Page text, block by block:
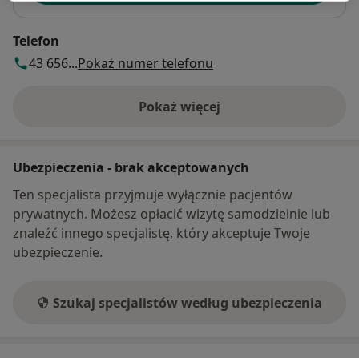
Telefon
43 656...Pokaż numer telefonu
Pokaż więcej
o adresie
Ubezpieczenia - brak akceptowanych
Ten specjalista przyjmuje wyłącznie pacjentów
prywatnych. Możesz opłacić wizytę samodzielnie lub
znaleźć innego specjalistę, który akceptuje Twoje
ubezpieczenie.
Szukaj specjalistów według ubezpieczenia